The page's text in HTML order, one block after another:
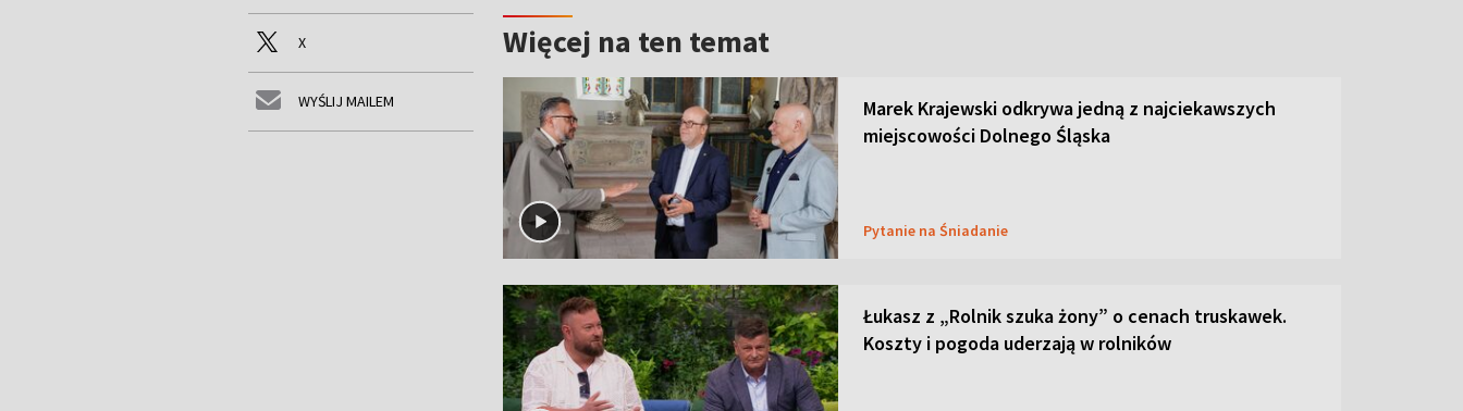
X
WYŚLIJ MAILEM
Więcej na ten temat
Marek Krajewski odkrywa jedną z najciekawszych
miejscowości Dolnego Śląska
Pytanie na Śniadanie
Łukasz z „Rolnik szuka żony” o cenach truskawek.
Koszty i pogoda uderzają w rolników